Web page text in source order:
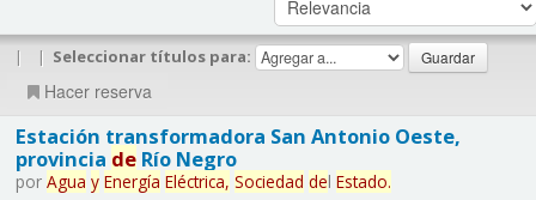
| | Seleccionar títulos para:
Hacer reserva
Estación transformadora San Antonio Oeste,
provincia deRío Negro
por Agua y Energía Eléctrica, Sociedad del Estado.